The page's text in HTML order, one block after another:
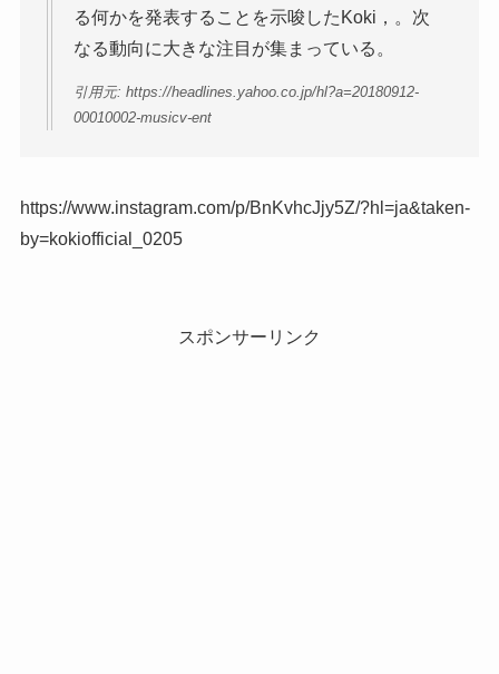
る何かを発表することを示唆したKoki，。次
なる動向に大きな注目が集まっている。
引用元: https://headlines.yahoo.co.jp/hl?a=20180912-
00010002-musicv-ent
https://www.instagram.com/p/BnKvhcJjy5Z/?hl=ja&taken-
by=kokiofficial_0205
スポンサーリンク